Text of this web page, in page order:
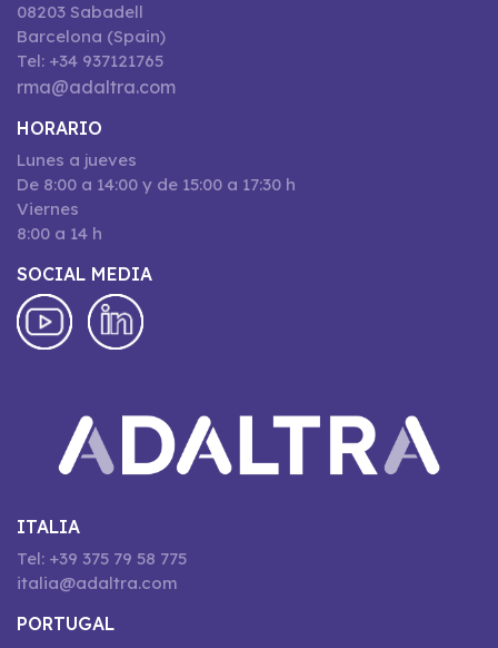
08203 Sabadell
Barcelona (Spain)
Tel: +34 937121765
rma@adaltra.com
HORARIO
Lunes a jueves
De 8:00 a 14:00 y de 15:00 a 17:30 h
Viernes
8:00 a 14 h
SOCIAL MEDIA
ITALIA
Tel: +39 375 79 58 775
italia@adaltra.com
PORTUGAL